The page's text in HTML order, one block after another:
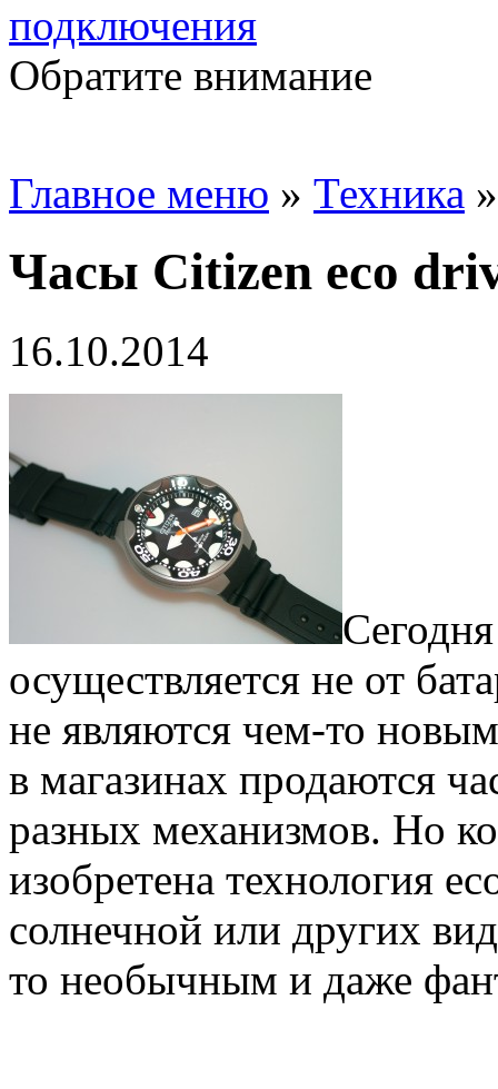
подключения
Обратите внимание
Главное меню » Техника
Часы Citizen eco
16.10.2014
осуществляется не от
не являются чем-то
в магазинах продаются
разных механизмов. Но
изобретена технология
солнечной или других
то необычным и даже